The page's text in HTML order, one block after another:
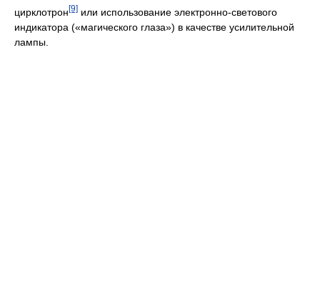
цирклотрон [9] или использование электронно-светового
индикатора («магического глаза») в качестве усилительной
лампы.